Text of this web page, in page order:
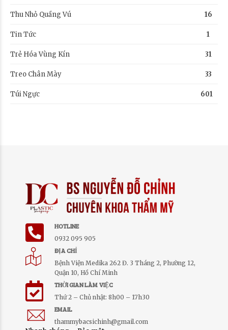
Thu Nhỏ Quầng Vú 16
Tin Tức 1
Trẻ Hóa Vùng Kín 31
Treo Chân Mày 33
Túi Ngực 601
HOTLINE
0932 095 905
ĐỊA CHỈ
Bệnh Viện Medika 262 Đ. 3 Tháng 2, Phường 12,
Quận 10, Hồ Chí Minh
THỜI GIAN LÀM VIỆC
Thứ 2 – Chủ nhật: 8h00 – 17h30
EMAIL
thammybacsichinh@gmail.com